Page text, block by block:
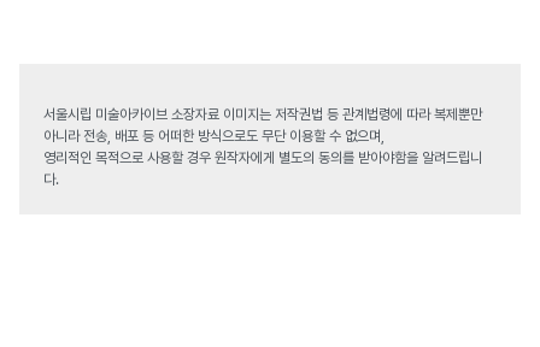
서울시립 미술아카이브 소장자료 이미지는 저작권법 등 관계법령에 따라 복제뿐만
아니라 전송, 배포 등 어떠한 방식으로도 무단 이용할 수 없으며,
영리적인 목적으로 사용할 경우 원작자에게 별도의 동의를 받아야함을 알려드립니
다.